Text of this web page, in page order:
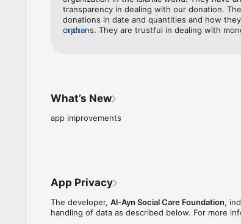
transparency in dealing with our donation.
donations in date and quantities and how
orphans. They are trustful in dealing with
more
What’s New
app improvements
App Privacy
The developer, Al-Ayn Social Care Foundation,
handling of data as described below. For more